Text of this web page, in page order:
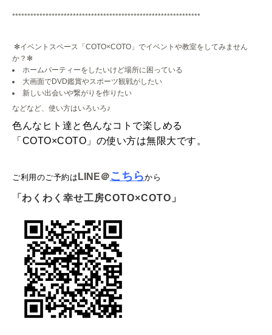
**************************************************************
✻イベントスペース「COTO×COTO」でイベントや教室をしてみません
か？✻
ホームパーティーをしたいけど場所に困っている
大画面でDVD鑑賞やスポーツ観戦がしたい
新しい出会いや繋がりを作りたい
などなど、使い方はいろいろ♪
色んなヒト達と色んなコトで楽しめる
「COTO×COTO」の使い方は無限大です。
ご利用のご予約は LINE＠こちらから
「 わくわく幸せ工房COTO×COTO」